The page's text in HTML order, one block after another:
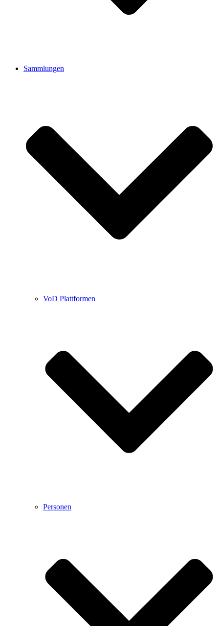
Sammlungen
VoD Plattformen
Personen